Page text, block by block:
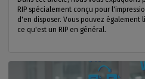
RIP spécialement conçu pour
d'en disposer. Vous pouvez
ce qu'est un RIP en général.